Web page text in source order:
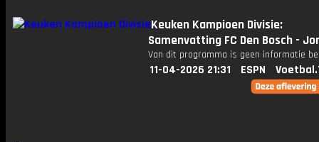
Keuken Kampioen Divisie:
Samenvatting FC Den Bosch -
Van dit programma is geen informatie
11-04-2026 21:31 ESPN